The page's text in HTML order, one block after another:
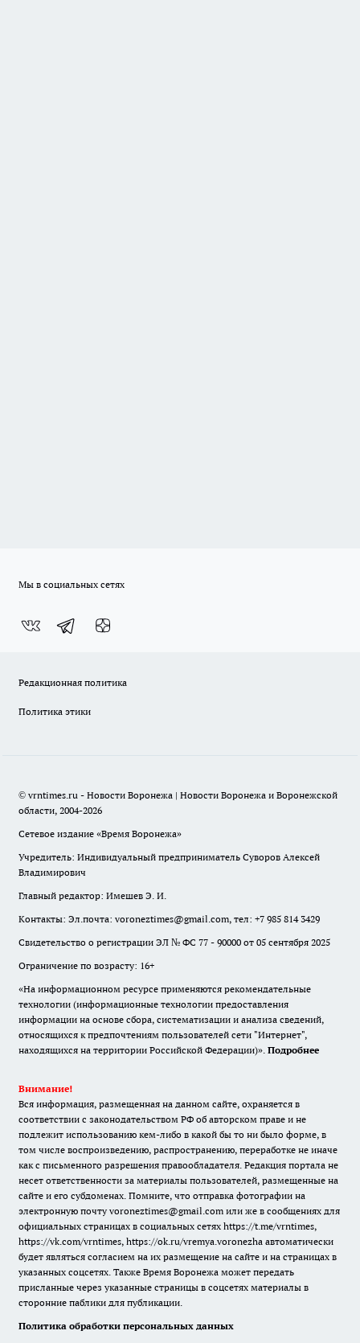
Мы в социальных сетях
Редакционная политика
Политика этики
© vrntimes.ru - Новости Воронежа | Новости Воронежа и Воронежской
области, 2004-2026
Сетевое издание «Время Воронежа»
Учредитель: Индивидуальный предприниматель Суворов Алексей
Владимирович
Главный редактор: Имешев Э. И.
Контакты: Эл.почта: voroneztimes@gmail.com, тел: +7 985 814 3429
Свидетельство о регистрации ЭЛ № ФС 77 - 90000 от 05 сентября 2025
Ограничение по возрасту: 16+
«На информационном ресурсе применяются рекомендательные
технологии (информационные технологии предоставления
информации на основе сбора, систематизации и анализа сведений,
относящихся к предпочтениям пользователей сети "Интернет",
находящихся на территории Российской Федерации)». Подробнее
Внимание!
Вся информация, размещенная на данном сайте, охраняется в
соответствии с законодательством РФ об авторском праве и не
подлежит использованию кем-либо в какой бы то ни было форме, в
том числе воспроизведению, распространению, переработке не иначе
как с письменного разрешения правообладателя. Редакция портала не
несет ответственности за материалы пользователей, размещенные на
сайте и его субдоменах. Помните, что отправка фотографии на
электронную почту voroneztimes@gmail.com или же в сообщениях для
официальных страницах в социальных сетях https://t.me/vrntimes,
https://vk.com/vrntimes, https://ok.ru/vremya.voronezha автоматически
будет являться согласием на их размещение на сайте и на страницах в
указанных соцсетях. Также Время Воронежа может передать
присланные через указанные страницы в соцсетях материалы в
сторонние паблики для публикации.
Политика обработки персональных данных